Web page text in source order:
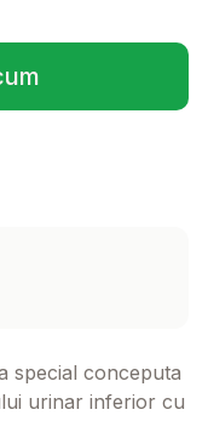
într-o filă
special conceputa
urinar inferior cu